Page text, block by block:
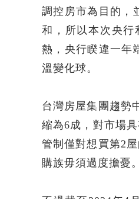
調控房市為目的，
和，所以本次央行
熱，央行睽違一年
溫變化球。
台灣房屋集團趨勢
縮為6成，對市場
管制僅對想買第2
購族毋須過度擔憂。